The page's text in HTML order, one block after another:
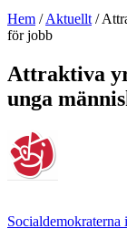
Hem /Aktuellt /
för jobb
Attraktiva
unga
Socialdemokraterna